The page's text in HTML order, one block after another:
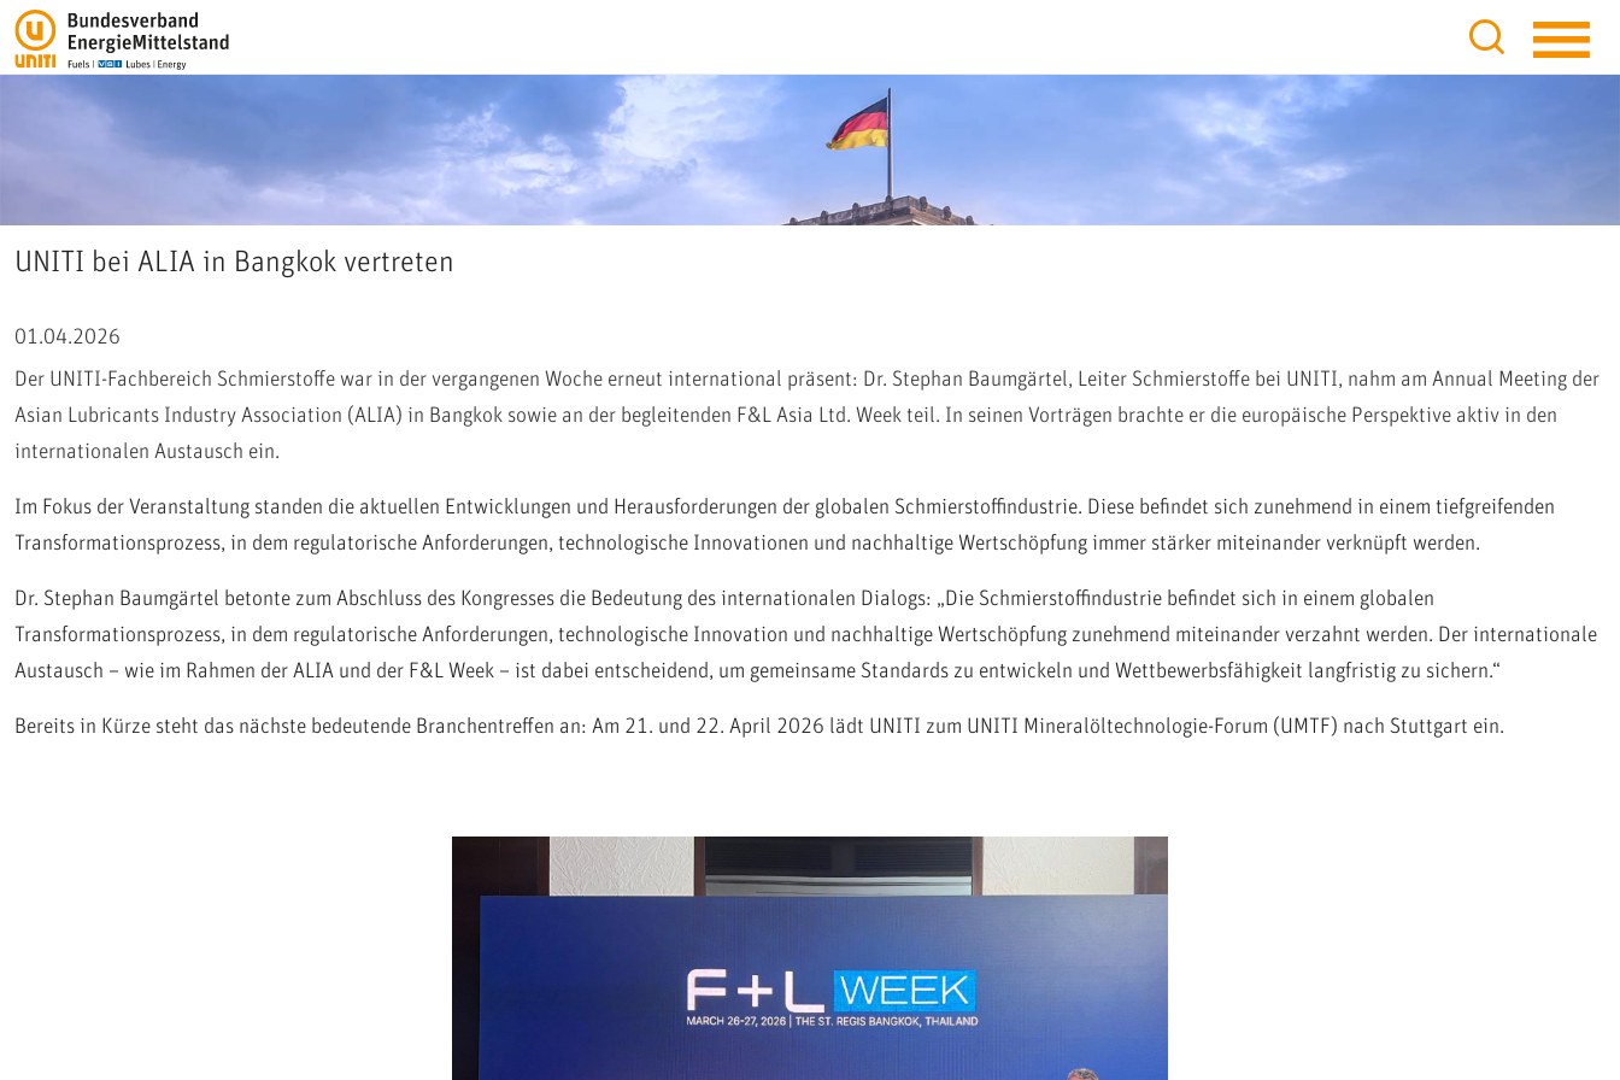
UNITI bei ALIA in Bangkok vertreten
01.04.2026
Der UNITI-Fachbereich Schmierstoffe war in der vergangenen Woche erneut international präsent: Dr. Stephan Baumgärtel, Leiter Schmierstoffe bei UNITI, nahm am Annual Meeting der
Asian Lubricants Industry Association (ALIA) in Bangkok sowie an der begleitenden F&L Asia Ltd. Week teil. In seinen Vorträgen brachte er die europäische Perspektive aktiv in den
internationalen Austausch ein.
Im Fokus der Veranstaltung standen die aktuellen Entwicklungen und Herausforderungen der globalen Schmierstoffindustrie. Diese befindet sich zunehmend in einem tiefgreifenden
Transformationsprozess, in dem regulatorische Anforderungen, technologische Innovationen und nachhaltige Wertschöpfung immer stärker miteinander verknüpft werden.
Dr. Stephan Baumgärtel betonte zum Abschluss des Kongresses die Bedeutung des internationalen Dialogs: „Die Schmierstoffindustrie befindet sich in einem globalen
Transformationsprozess, in dem regulatorische Anforderungen, technologische Innovation und nachhaltige Wertschöpfung zunehmend miteinander verzahnt werden. Der internationale
Austausch – wie im Rahmen der ALIA und der F&L Week – ist dabei entscheidend, um gemeinsame Standards zu entwickeln und Wettbewerbsfähigkeit langfristig zu sichern.“
Bereits in Kürze steht das nächste bedeutende Branchentreffen an: Am 21. und 22. April 2026 lädt UNITI zum UNITI Mineralöltechnologie-Forum (UMTF) nach Stuttgart ein.